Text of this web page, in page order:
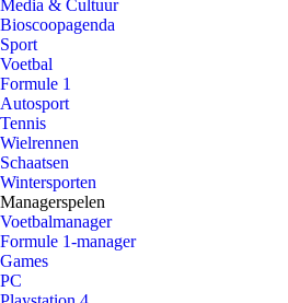
Media & Cultuur
Bioscoopagenda
Sport
Voetbal
Formule 1
Autosport
Tennis
Wielrennen
Schaatsen
Wintersporten
Managerspelen
Voetbalmanager
Formule 1-manager
Games
PC